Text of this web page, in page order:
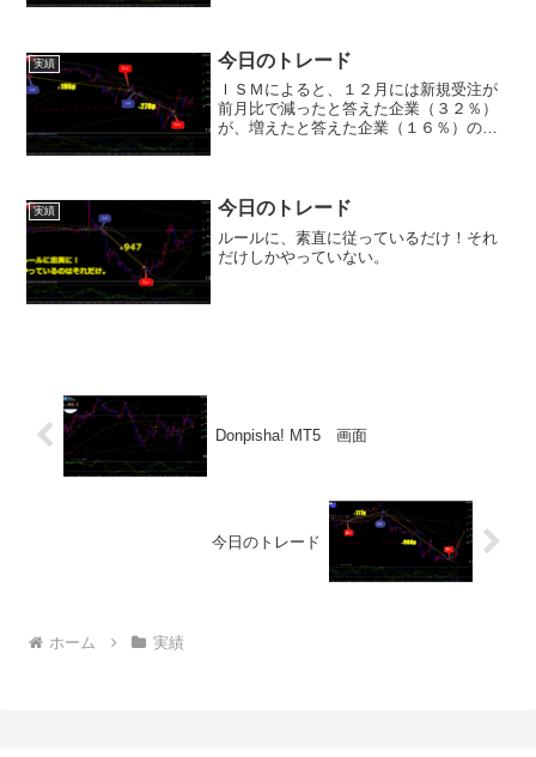
点検も含め、過去１...
実績 今日のトレード
ＩＳＭによると、１２月には新規受注が
前月比で減ったと答えた企業（３２％）
が、増えたと答えた企業（１６％）の２
ろなのかも知れません。(...
実績 今日のトレード
ルールに、素直に従っているだけ！それ
だけしかやっていない。
Donpisha! MT5 画面
今日のトレード
ホーム 実績